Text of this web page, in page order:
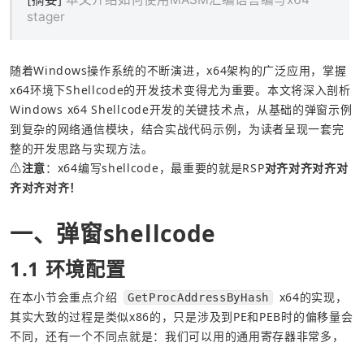
stager
随着Windows操作系统的不断演进，x64架构的广泛应用，掌握
x64环境下Shellcode的开发技术变得尤为重要。本文将深入剖析
Windows x64 Shellcode开发的关键技术点，从基础的弹窗示例
到复杂的网络通信模块，结合实战代码示例，为读者呈现一套完
整的开发思路与实现方法。
⚠注意：x64编写shellcode，最重要的就是RSP对齐对齐对齐对
齐对齐对齐！
一、弹窗shellcode
1.1 环境配置
在本小节会重点介绍 GetProcAddressByHash
x64的实现，
其实大致的过程是类似x86的，只是涉及到PE和PEB时的偏移量会
不同，还有一个不同点就是：我们可以用的通用寄存器非常多，